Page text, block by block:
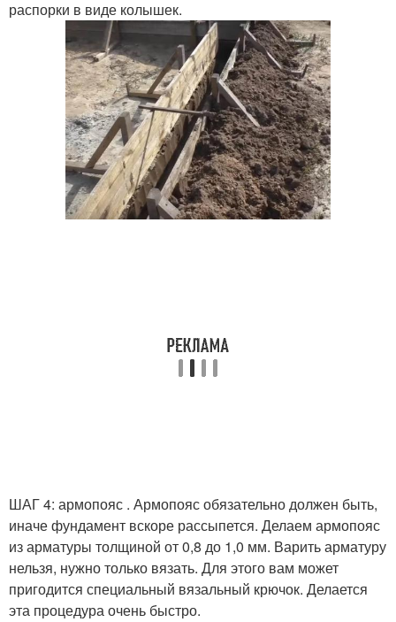
распорки в виде колышек.
ШАГ 4: армопояс . Армопояс обязательно должен быть,
иначе фундамент вскоре рассыпется. Делаем армопояс
из арматуры толщиной от 0,8 до 1,0 мм. Варить арматуру
нельзя, нужно только вязать. Для этого вам может
пригодится специальный вязальный крючок. Делается
эта процедура очень быстро.